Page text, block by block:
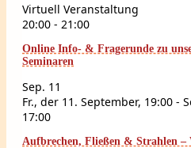
Virtuell Veranstaltung
20:00 - 21:00
Online Info- & Fragerunde zu
Seminaren
Sep. 11
Fr., der 11. September, 19:00 -
17:00
Aufbrechen, Fließen & Strahlen